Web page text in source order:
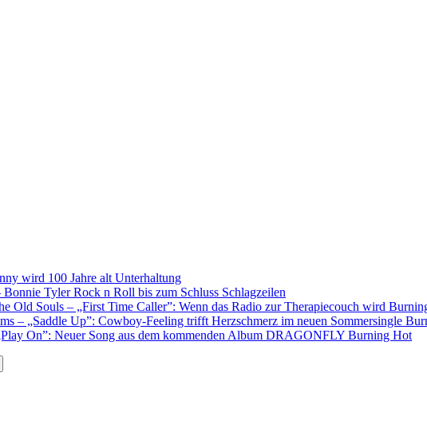
wird 100 Jahre alt Unterhaltung
Bonnie Tyler Rock n Roll bis zum Schluss Schlagzeilen
Old Souls – „First Time Caller”: Wenn das Radio zur Therapiecouch wird
– „Saddle Up”: Cowboy-Feeling trifft Herzschmerz im neuen Sommersingle
On”: Neuer Song aus dem kommenden Album DRAGONFLY Burning Hot